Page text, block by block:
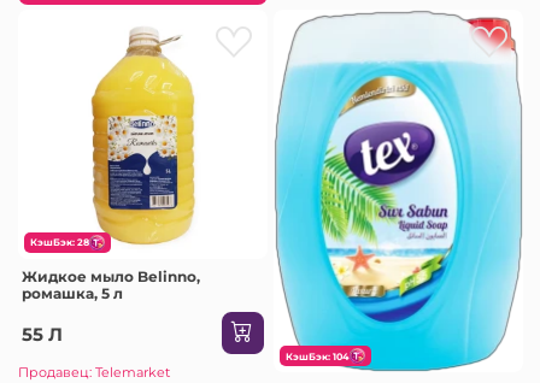
КэшБэк: 28
Жидкое мыло Belinno,
ромашка, 5 л
55 Л
Продавец: Telemarket
КэшБэк: 104